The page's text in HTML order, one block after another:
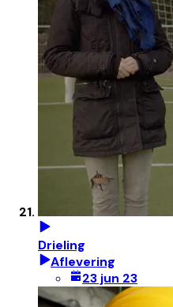
Drieling
Aflevering
23 jun 23